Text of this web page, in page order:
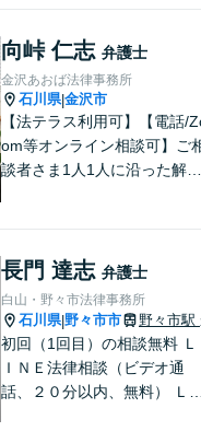
のお悩みも、女性の弁護士が
相談にのることができます。
【女性弁護士在籍】
向峠 仁志 弁護士
金沢あおば法律事務所
石川県|金沢市
【法テラス利用可】【電話/
om等オンライン相談可】ご
談者さま1人1人に沿った解決
軽に相談できる弁護士を目指
します。
長門 達志 弁護士
白山・野々市法律事務所
石川県|野々市市 野々市駅
初回（1回目）の相談無料 Ｌ
ＩＮＥ法律相談（ビデオ通
話、２０分以内、無料） ＬＩ